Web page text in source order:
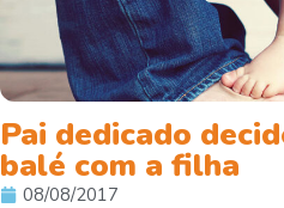
Pai dedicado
balé com a filha
08/08/2017